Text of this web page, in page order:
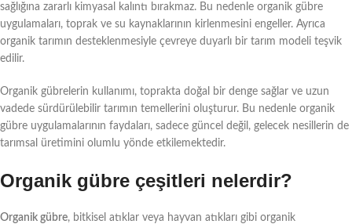
sağlığına zararlı kimyasal kalıntı bırakmaz. Bu nedenle organik gübre
uygulamaları, toprak ve su kaynaklarının kirlenmesini engeller. Ayrıca
organik tarımın desteklenmesiyle çevreye duyarlı bir tarım modeli teşvik
edilir.
Organik gübrelerin kullanımı, toprakta doğal bir denge sağlar ve uzun
vadede sürdürülebilir tarımın temellerini oluşturur. Bu nedenle organik
gübre uygulamalarının faydaları, sadece güncel değil, gelecek nesillerin de
tarımsal üretimini olumlu yönde etkilemektedir.
Organik gübre çeşitleri nelerdir?
Organik gübre, bitkisel atıklar veya hayvan atıkları gibi organik